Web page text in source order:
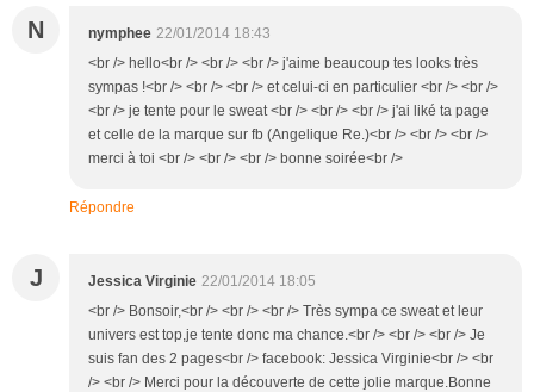
N nymphee 22/01/2014 18:43
<br /> hello<br /> <br /> <br /> j'aime beaucoup tes looks très
sympas !<br /> <br /> <br /> et celui-ci en particulier <br /> <br />
<br /> je tente pour le sweat <br /> <br /> <br /> j'ai liké ta page
et celle de la marque sur fb (Angelique Re.)<br /> <br /> <br />
merci à toi <br /> <br /> <br /> bonne soirée<br />
Répondre
J Jessica Virginie 22/01/2014 18:05
<br /> Bonsoir,<br /> <br /> <br /> Très sympa ce sweat et leur
univers est top,je tente donc ma chance.<br /> <br /> <br /> Je
suis fan des 2 pages<br /> facebook: Jessica Virginie<br /> <br
/> <br /> Merci pour la découverte de cette jolie marque.Bonne